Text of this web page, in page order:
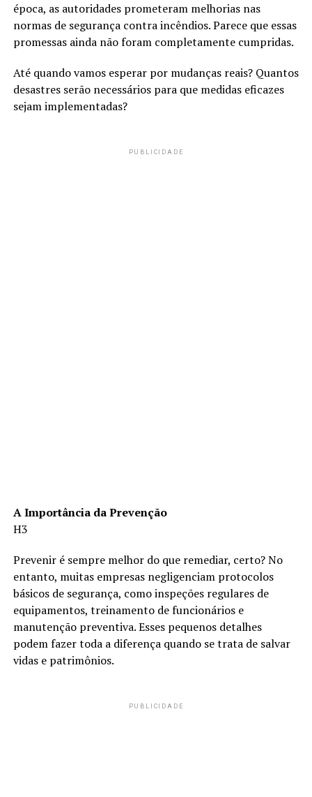
época, as autoridades prometeram melhorias nas
normas de segurança contra incêndios. Parece que essas
promessas ainda não foram completamente cumpridas.
Até quando vamos esperar por mudanças reais? Quantos
desastres serão necessários para que medidas eficazes
sejam implementadas?
PUBLICIDADE
A Importância da Prevenção
H3
Prevenir é sempre melhor do que remediar, certo? No
entanto, muitas empresas negligenciam protocolos
básicos de segurança, como inspeções regulares de
equipamentos, treinamento de funcionários e
manutenção preventiva. Esses pequenos detalhes
podem fazer toda a diferença quando se trata de salvar
vidas e patrimônios.
PUBLICIDADE